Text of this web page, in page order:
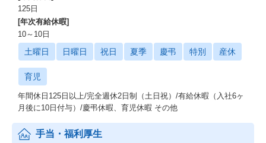
125日
[年次有給休暇]
10～10日
土曜日 日曜日 祝日 夏季 慶弔 特別 産休
育児
年間休日125日以上/完全週休2日制（土日祝）/有給休暇（入社6ヶ
月後に10日付与）/慶弔休暇、育児休暇 その他
手当・福利厚生